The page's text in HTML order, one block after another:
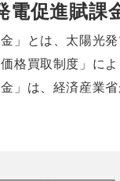
電促進賦課
」とは、太陽光
格買取制度」に
」は、経済産業